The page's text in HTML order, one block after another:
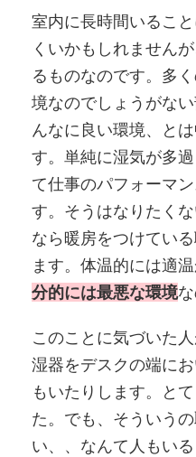
室内に長時間いるこ
くいかもしれません
るものなのです。多
境なのでしょうがな
んなに良い環境、と
す。単純に湿気が多
て仕事のパフォーマ
す。そうはなりたく
なら暖房をつけてい
ます。体温的には適
分的には最悪な環境な
このことに気づいた
湿器をデスクの端に
もいたりします。と
た。でも、そういう
い、、なんて人もい